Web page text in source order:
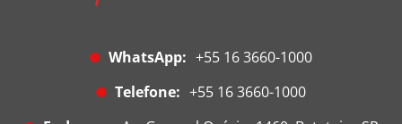
WhatsApp: +55 16 3660-1000
Telefone: +55 16 3660-1000